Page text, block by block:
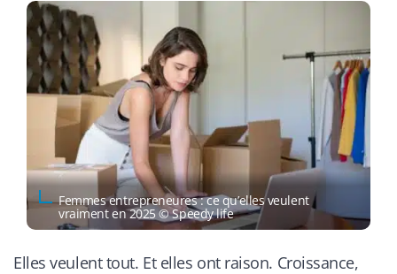
Femmes entrepreneures : ce qu’elles veulent
vraiment en 2025 © Speedy life
Elles veulent tout. Et elles ont raison. Croissance,